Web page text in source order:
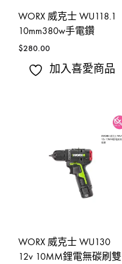
WORX 威克士 WU118.1
10mm380w手電鑽
$280.00
加入喜愛商品
WORX 威克士 WU130
12v 10MM鋰電無碳刷雙